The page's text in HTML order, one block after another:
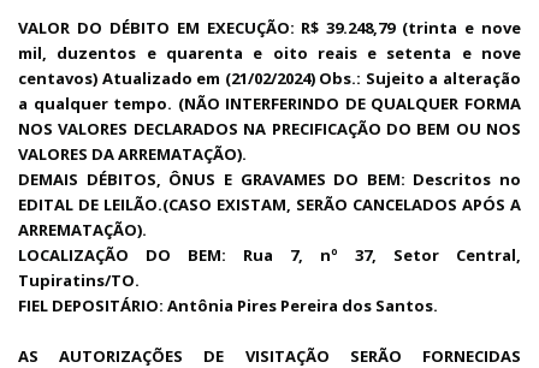
VALOR DO DÉBITO EM EXECUÇÃO: R$ 39.248,79 (trinta e nove
mil, duzentos e quarenta e oito reais e setenta e nove
centavos) Atualizado em (21/02/2024) Obs.: Sujeito a alteração
a qualquer tempo. (NÃO INTERFERINDO DE QUALQUER FORMA
NOS VALORES DECLARADOS NA PRECIFICAÇÃO DO BEM OU NOS
VALORES DA ARREMATAÇÃO).
DEMAIS DÉBITOS, ÔNUS E GRAVAMES DO BEM: Descritos no
EDITAL DE LEILÃO.(CASO EXISTAM, SERÃO CANCELADOS APÓS A
ARREMATAÇÃO).
LOCALIZAÇÃO DO BEM: Rua 7, nº 37, Setor Central,
Tupiratins/TO.
FIEL DEPOSITÁRIO: Antônia Pires Pereira dos Santos.
AS AUTORIZAÇÕES DE VISITAÇÃO SERÃO FORNECIDAS